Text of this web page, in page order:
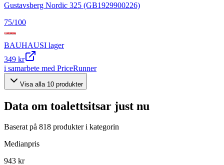
Gustavsberg Nordic 325 (GB1929900226)
75/100
BAUHAUSI lager
349 kr
i samarbete med PriceRunner
Visa alla 10 produkter
Data om toalettsitsar just nu
Baserat på 818 produkter i kategorin
Medianpris
943 kr